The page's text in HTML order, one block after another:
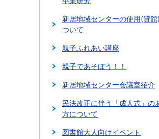
新居地域センターの使用(貸館
ついて
親子ふれあい講座
親子であそぼう！！
新居地域センター会議室紹介
民法改正に伴う「成人式」の
方について
図書館大人向けイベント